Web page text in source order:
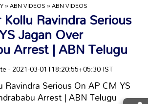
»ABN VIDEOS»ABN VIDEOS
Ravindra Serious
Jagan Over
Arrest | ABN Telugu
- 2021-03-01T18:20:55+05:30 IST
Ravindra Serious On AP CM YS
Arrest | ABN Telugu